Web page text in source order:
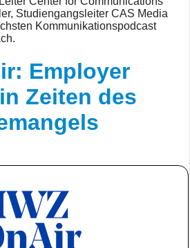
Studiengangsleiter CAS Media
Kommunikationspodcast
Employer
Zeiten des